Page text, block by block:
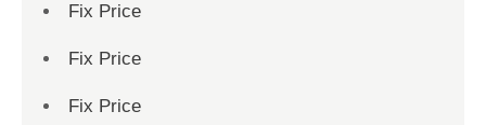
Fix Price
Fix Price
Fix Price